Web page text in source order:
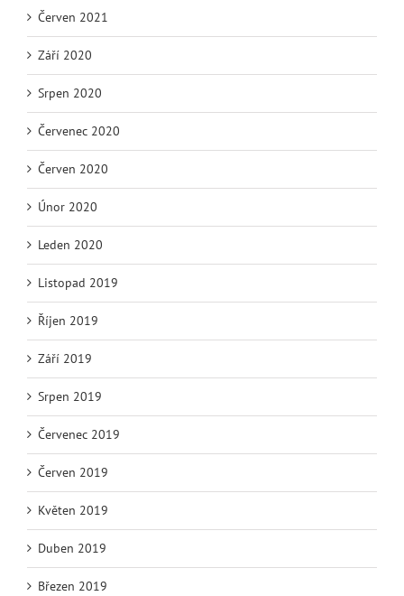
Červen 2021
Září 2020
Srpen 2020
Červenec 2020
Červen 2020
Únor 2020
Leden 2020
Listopad 2019
Říjen 2019
Září 2019
Srpen 2019
Červenec 2019
Červen 2019
Květen 2019
Duben 2019
Březen 2019